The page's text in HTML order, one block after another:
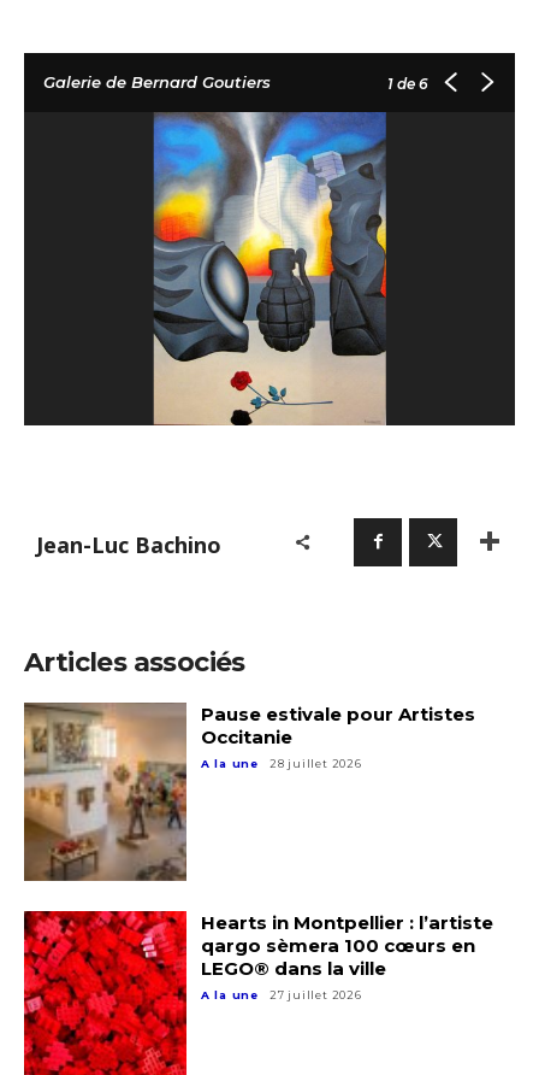
Galerie de Bernard Goutiers 1 de 6
Jean-Luc Bachino
Articles associés
Pause estivale pour Artistes
Occitanie
A la une 28 juillet 2026
Hearts in Montpellier : l’artiste
qargo sèmera 100 cœurs en
LEGO® dans la ville
A la une 27 juillet 2026